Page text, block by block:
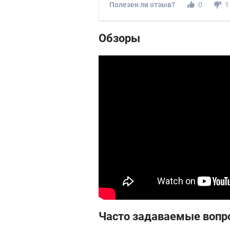
Полезен ли отзыв? 0 1
Обзоры
Часто задаваемые